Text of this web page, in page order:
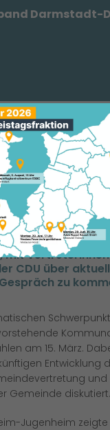
Darmstadt-
ZUR
der
Deese Oddo im
der direkte
und Bürgern
und
die Gäste
mit
CDU über
zu
am 15. März.
Entwicklung
und
Gemeinde diskutiert.
Jugenheim